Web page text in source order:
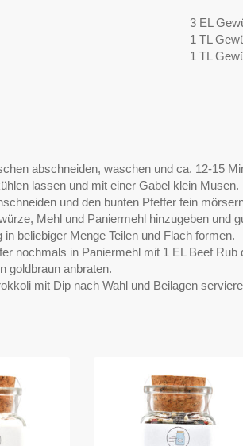
3 EL
1 TL
1 TL
abschneiden, waschen und ca. 12-15
lassen und mit einer Gabel klein Musen.
und den bunten Pfeffer fein
Mehl und Paniermehl hinzugeben und
in beliebiger Menge Teilen und Flach formen.
nochmals in Paniermehl mit 1 EL Beef
goldbraun anbraten.
mit Dip nach Wahl und Beilagen